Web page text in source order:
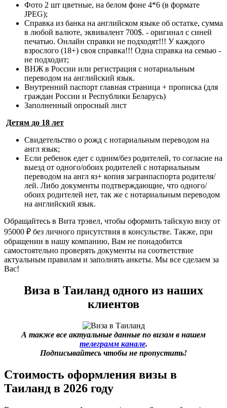
Фото 2 шт цветные, на белом фоне 4*6 (в формате
JPEG);
Справка из банка на английском языке об остатке, сумма
в любой валюте, эквивалент 700$. - оригинал с синей
печатью. Онлайн справки не подходят!!! У каждого
взрослого (18+) своя справка!!! Одна справка на семью -
не подходит;
ВНЖ в России или регистрация с нотариальным
переводом на английский язык.
Внутренний паспорт главная страница + прописка (для
граждан России и Республики Беларусь)
Заполненный опросный лист
Детям до 18 лет
Свидетельство о рожд с нотариальным переводом на
англ язык;
Если ребенок едет с одним/без родителей, то согласие на
выезд от одного/обоих родителей с нотариальным
переводом на англ яз+ копия загранпаспорта родителя/
лей. Либо документы подтверждающие, что одного/
обоих родителей нет, так же с нотариальным переводом
на английский язык.
Обращайтесь в Вита трэвел, чтобы оформить тайскую визу от
95000 ₽ без личного присутствия в консульстве. Также, при
обращении в нашу компанию, Вам не понадобится
самостоятельно проверять документы на соответствие
актуальным правилам и заполнять анкеты. Мы все сделаем за
Вас!
Виза в Таиланд одного из наших
клиентов
А также все актуальные данные по визам в нашем
телеграмм канале.
Подписывайтесь чтобы не пропустить!
Стоимость оформления визы в
Таиланд в 2026 году